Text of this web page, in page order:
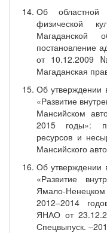
Об областной
физической
Магаданской
постановление
от 10.12.2009
Магаданская
Об утверждении
«Развитие
Мансийском
2015 годы»:
ресурсов и
Мансийского
Об утверждении
«Развитие
Ямало-
2012–2014
ЯНАО от
Спецвыпуск.